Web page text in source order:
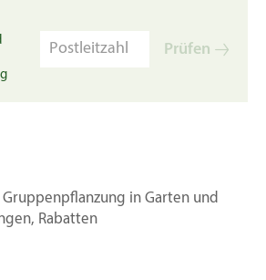
Prüfen
in Garten und
Rabatten